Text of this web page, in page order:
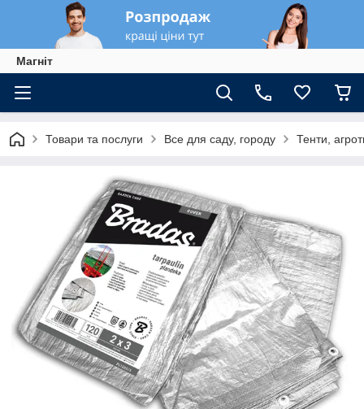
Магніт
Товари та послуги Все для саду, городу Тенти,